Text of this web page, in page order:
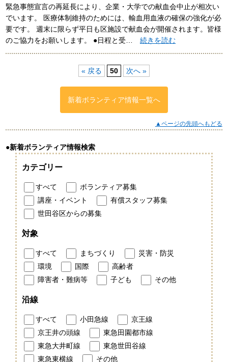
緊急事態宣言の再延長により、企業・大学での献血会中止が相次い
でいます。 医療体制維持のためには、輸血用血液の確保の強化が必
要です。 週末に限らず平日も区施設で献血会が開催されます。皆様
のご協力をお願いします。 ●日程と受…続きを読む
« 戻る 50 次へ »
新着ボランティア情報一覧へ
▲ページの先頭へもどる
●新着ボランティア情報検索
カテゴリー
すべて
ボランティア募集
講座・イベント
有償スタッフ募集
世田谷区からの募集
対象
すべて まちづくり
災害・防災
環境
国際
高齢者
障害者・難病等
子ども その他
沿線
すべて 小田急線
京王線
京王井の頭線
東急田園都市線
東急大井町線
東急世田谷線
東急東横線
その他